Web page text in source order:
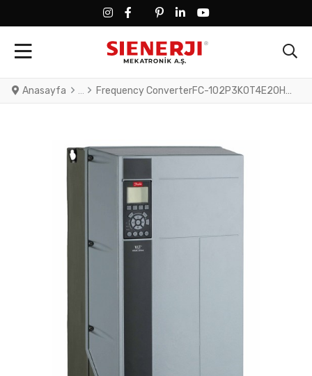
FACEBOOK SOCIAL LINK
FACEBOOK SOCIAL LINK
TWITTER SOCIAL LINK
PINTEREST SOCIAL LINK
LINKEDIN SOCIAL LINK
YOUTUBE SOCIAL LINK
Anasayfa Frequency ConverterFC-102P3K0T4E20H3XGXXXXSXXXXAXB0CXXXXDXVLT® HVAC Drive FC-102(P3K0) 3.0 KW / 4.0 HP, Three phase380 - 480 VAC, (E20) IP20 / Chassis(H3) RFI Class A1/B (C1)No brake chopperGraphical Loc. Cont. PanelNot coated PCB, No Mains OptionLatest release std. SW.Frame: A2No C1 option, No D op